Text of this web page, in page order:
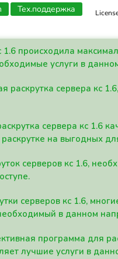
Тех.поддержка
1.6 происходила
услуги в
раскрутка сервера кс
сервера кс 1.6
на выгодных
серверов кс 1.6,
серверов кс 1.6,
в данном
программа для
лучшие услуги в